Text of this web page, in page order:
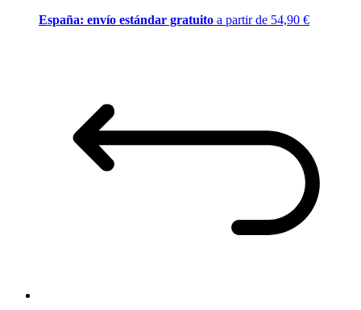
España: envío estándar gratuito a partir de 54,90 €